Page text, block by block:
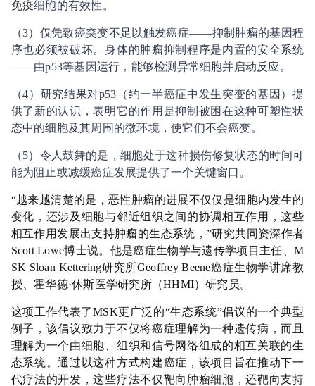
免疫细胞的有效性。
（3）仅凭致癌突变不足以触发癌症——抑制肿瘤的基因程
序也必须被破坏。身体的肿瘤抑制程序是内置的安全系统
——由p53等基因运行，能够检测异常细胞并启动反应。
（4）研究结果对p53（约一半癌症中发生突变的基因）提
供了新的认识，表明它的作用是抑制被困在这种可塑性状
态中的细胞及其周围的微环境，使它们不会癌变。
（5）令人鼓舞的是，细胞处于这种损伤修复状态的时间可
能为阻止或减缓癌症发展提供了一个关键窗口。
“越来越清楚的是，恶性肿瘤的进展不仅仅是细胞内发生的
变化，还涉及细胞与邻近组织之间的协调相互作用，这些
相互作用发展出支持肿瘤的生态系统，”研究共同资深作者
Scott Lowe博士说。他是癌症生物学与遗传学项目主任、M
SK Sloan Kettering研究所Geoffrey Beene癌症生物学讲席教
授、霍华德·休斯医学研究所（HHMI）研究员。
这项工作代表了MSK更广泛的“生态系统”倡议的一个典型
例子，该倡议致力于不仅将癌症理解为一种遗传病，而且
理解为一个由细胞、组织和信号网络组成的相互关联的生
态系统。通过以这种方式构建癌症，该项目旨在推动下一
代疗法的开发，这些疗法不仅靶向 肿瘤细胞 ，还靶向支持